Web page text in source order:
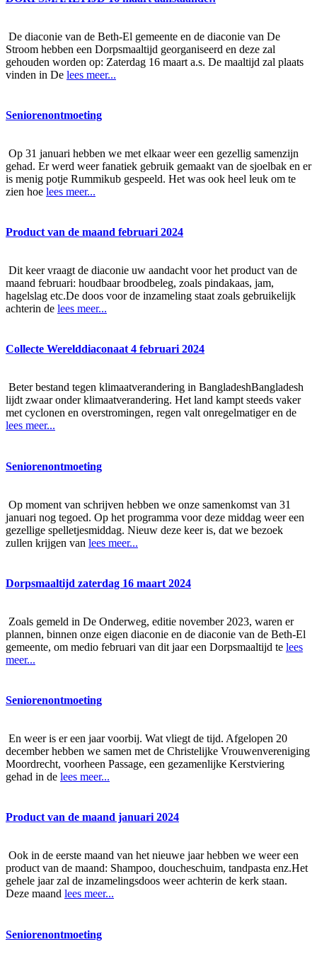
De diaconie van de Beth-El gemeente en de diaconie van De
Stroom hebben een Dorpsmaaltijd georganiseerd en deze zal
gehouden worden op: Zaterdag 16 maart a.s. De maaltijd zal plaats
vinden in De lees meer...
Seniorenontmoeting
Op 31 januari hebben we met elkaar weer een gezellig samenzijn
gehad. Er werd weer fanatiek gebruik gemaakt van de sjoelbak en er
is menig potje Rummikub gespeeld. Het was ook heel leuk om te
zien hoe lees meer...
Product van de maand februari 2024
Dit keer vraagt de diaconie uw aandacht voor het product van de
maand februari: houdbaar broodbeleg, zoals pindakaas, jam,
hagelslag etc.De doos voor de inzameling staat zoals gebruikelijk
achterin de lees meer...
Collecte Werelddiaconaat 4 februari 2024
Beter bestand tegen klimaatverandering in BangladeshBangladesh
lijdt zwaar onder klimaatverandering. Het land kampt steeds vaker
met cyclonen en overstromingen, regen valt onregelmatiger en de
lees meer...
Seniorenontmoeting
Op moment van schrijven hebben we onze samenkomst van 31
januari nog tegoed. Op het programma voor deze middag weer een
gezellige spelletjesmiddag. Nieuw deze keer is, dat we bezoek
zullen krijgen van lees meer...
Dorpsmaaltijd zaterdag 16 maart 2024
Zoals gemeld in De Onderweg, editie november 2023, waren er
plannen, binnen onze eigen diaconie en de diaconie van de Beth-El
gemeente, om medio februari van dit jaar een Dorpsmaaltijd te lees
meer...
Seniorenontmoeting
En weer is er een jaar voorbij. Wat vliegt de tijd. Afgelopen 20
december hebben we samen met de Christelijke Vrouwenvereniging
Moordrecht, voorheen Passage, een gezamenlijke Kerstviering
gehad in de lees meer...
Product van de maand januari 2024
Ook in de eerste maand van het nieuwe jaar hebben we weer een
product van de maand: Shampoo, doucheschuim, tandpasta enz.Het
gehele jaar zal de inzamelingsdoos weer achterin de kerk staan.
Deze maand lees meer...
Seniorenontmoeting